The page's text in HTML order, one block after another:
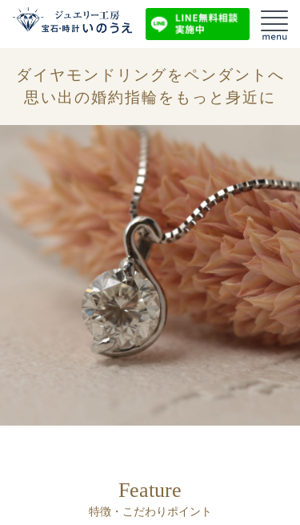
ダイヤモンドリングをペンダントへ
思い出の婚約指輪をもっと身近に
Feature
特徴・こだわりポイント